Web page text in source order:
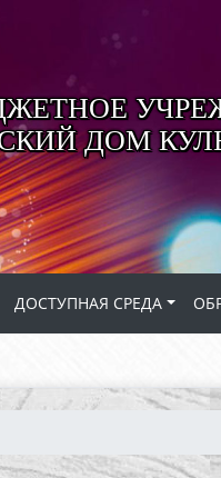
ДОМ
ДОСТУПНАЯ СРЕДА